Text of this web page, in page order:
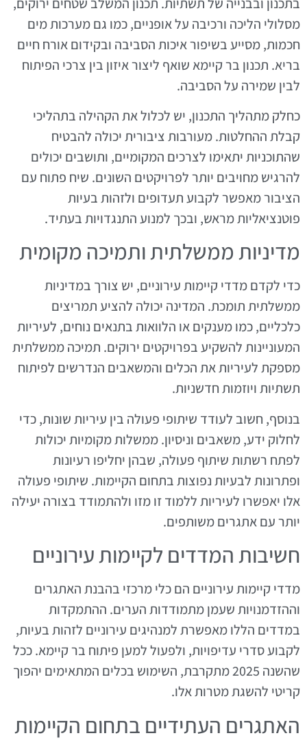
מסלולי הליכה ורכיבה על אופניים, כמו גם מערכות מים
חכמות, מסייע בשיפור איכות הסביבה ובקידום אורח חיים
בריא. תכנון בר קיימא שואף ליצור איזון בין צרכי הפיתוח
לבין שמירה על הסביבה.
כחלק מתהליך התכנון, יש לכלול את הקהילה בתהליכי
קבלת ההחלטות. מעורבות ציבורית יכולה להבטיח
שהתוכניות יתאימו לצרכים המקומיים, ותושבים יכולים
להרגיש מחויבים יותר לפרויקטים השונים. שיח פתוח עם
הציבור מאפשר לקבוע תעדופים ולזהות בעיות
פוטנציאליות מראש, ובכך למנוע התנגדויות בעתיד.
מדיניות ממשלתית ותמיכה מקומית
כדי לקדם מדדי קיימות עירוניים, יש צורך במדיניות
ממשלתית תומכת. המדינה יכולה להציע תמריצים
כלכליים, כמו מענקים או הלוואות בתנאים נוחים, לעיריות
המעוניינות להשקיע בפרויקטים ירוקים. תמיכה ממשלתית
מספקת לעיריות את הכלים והמשאבים הנדרשים לפיתוח
תשתיות ויוזמות חדשניות.
בנוסף, חשוב לעודד שיתופי פעולה בין עיריות שונות, כדי
לחלוק ידע, משאבים וניסיון. ממשלות מקומיות יכולות
לפתח רשתות שיתוף פעולה, שבהן יחליפו רעיונות
ופתרונות לבעיות נפוצות בתחום הקיימות. שיתופי פעולה
אלו יאפשרו לעיריות ללמוד זו מזו ולהתמודד בצורה יעילה
יותר עם אתגרים משותפים.
חשיבות המדדים לקיימות עירוניים
מדדי קיימות עירוניים הם כלי מרכזי בהבנת האתגרים
וההזדמנויות שעמן מתמודדות הערים. ההתמקדות
במדדים הללו מאפשרת למנהיגים עירוניים לזהות בעיות,
לקבוע סדרי עדיפויות, ולפעול למען פיתוח בר קיימא. ככל
שהשנה 2025 מתקרבת, השימוש בכלים המתאימים יהפוך
קריטי להשגת מטרות אלו.
האתגרים העתידיים בתחום הקיימות